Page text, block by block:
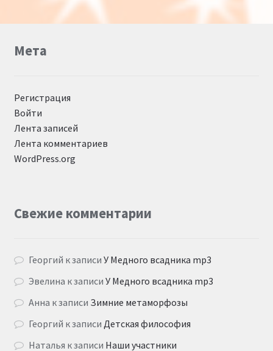
Мета
Регистрация
Войти
Лента записей
Лента комментариев
WordPress.org
Свежие комментарии
Георгий к записиУ Медного всадника mp3
Эвелина к записиУ Медного всадника mp3
Анна к записи Зимние метаморфозы
Георгий к записи Детская философия
Наталья к записи Наши участники